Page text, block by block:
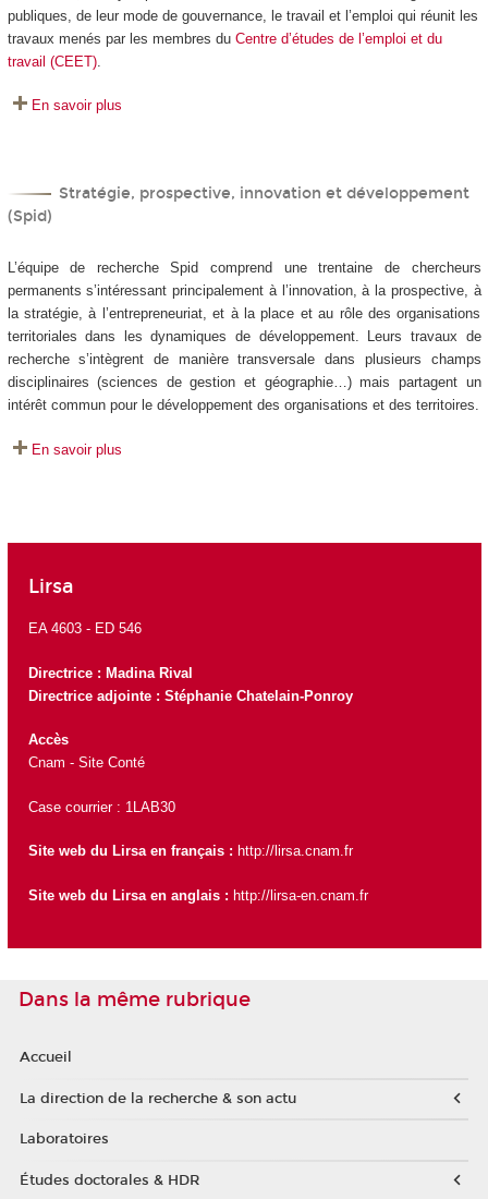
publiques, de leur mode de gouvernance, le travail et l’emploi qui réunit les
travaux menés par les membres du Centre d’études de l’emploi et du
travail (CEET).
En savoir plus
Stratégie, prospective, innovation et développement
(Spid)
L’équipe de recherche Spid comprend une trentaine de chercheurs
permanents s’intéressant principalement à l’innovation, à la prospective, à
la stratégie, à l’entrepreneuriat, et à la place et au rôle des organisations
territoriales dans les dynamiques de développement. Leurs travaux de
recherche s’intègrent de manière transversale dans plusieurs champs
disciplinaires (sciences de gestion et géographie…) mais partagent un
intérêt commun pour le développement des organisations et des territoires.
En savoir plus
Lirsa
EA 4603 - ED 546
Directrice : Madina Rival
Directrice adjointe : Stéphanie Chatelain-Ponroy
Accès
Cnam - Site Conté
Case courrier : 1LAB30
Site web du Lirsa en français : http://lirsa.cnam.fr
Site web du Lirsa en anglais : http://lirsa-en.cnam.fr
Dans la même rubrique
Accueil
La direction de la recherche & son actu
Laboratoires
Études doctorales & HDR